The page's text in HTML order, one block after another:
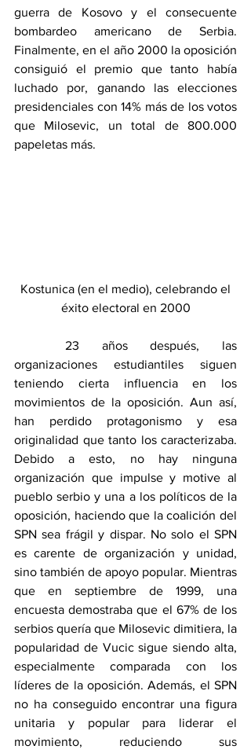
guerra de Kosovo y el consecuente
bombardeo americano de Serbia.
Finalmente, en el año 2000 la oposición
consiguió el premio que tanto había
luchado por, ganando las elecciones
presidenciales con 14% más de los votos
que Milosevic, un total de 800.000
papeletas más.
Kostunica (en el medio), celebrando el
éxito electoral en 2000
organizaciones estudiantiles siguen
teniendo cierta influencia en los
movimientos de la oposición. Aun así,
han perdido protagonismo y esa
originalidad que tanto los caracterizaba.
Debido a esto, no hay ninguna
organización que impulse y motive al
pueblo serbio y una a los políticos de la
oposición, haciendo que la coalición del
SPN sea frágil y dispar. No solo el SPN
es carente de organización y unidad,
sino también de apoyo popular. Mientras
que en septiembre de 1999, una
encuesta demostraba que el 67% de los
serbios quería que Milosevic dimitiera, la
popularidad de Vucic sigue siendo alta,
especialmente comparada con los
líderes de la oposición. Además, el SPN
no ha conseguido encontrar una figura
unitaria y popular para liderar el
movimiento, reduciendo sus